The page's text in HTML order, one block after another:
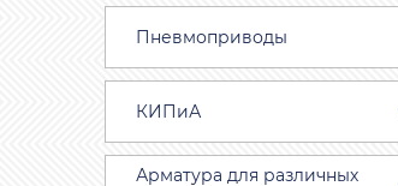
Пневмоприводы
КИПиА
Арматура для различных